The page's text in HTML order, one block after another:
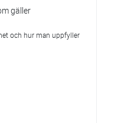
gäller
och hur man uppfyller